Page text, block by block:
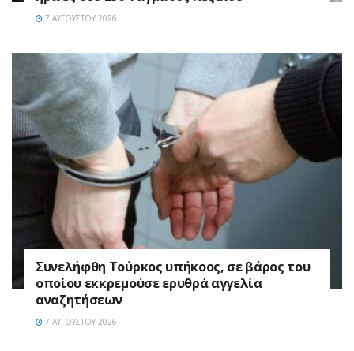
7 ΑΥΓΟΎΣΤΟΥ 2026
Συνελήφθη Τούρκος υπήκοος, σε βάρος του
οποίου εκκρεμούσε ερυθρά αγγελία
αναζητήσεων
7 ΑΥΓΟΎΣΤΟΥ 2026